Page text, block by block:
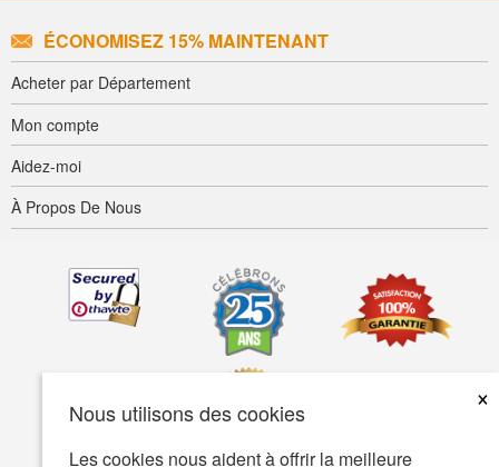
Nous utilisons des cookies
×
Les cookies nous aident à offrir la meilleure
ÉCONOMISEZ 15% MAINTENANT
Acheter par Département
Mon compte
Aidez-moi
À Propos De Nous